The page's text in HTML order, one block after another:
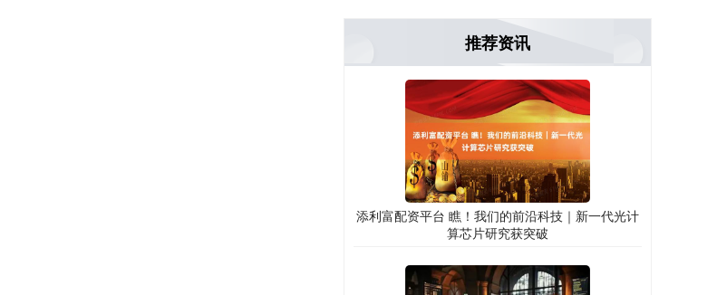
推荐资讯
添利富配资平台 瞧！我们的前沿科技｜新一代光计
算芯片研究获突破